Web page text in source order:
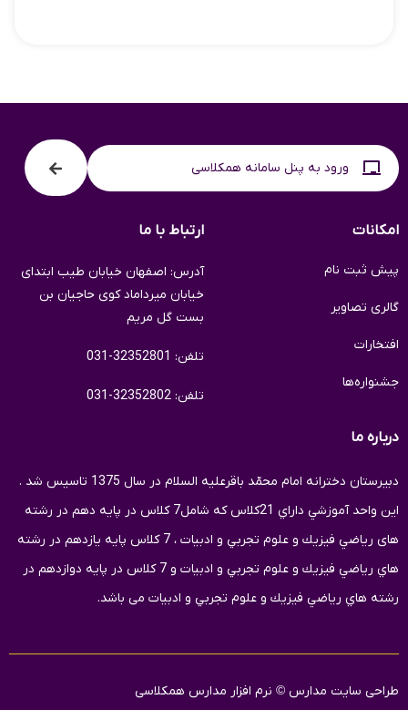
ورود به پنل سامانه همکلاسی
امکانات
پیش ثبت نام
گالری تصاویر
افتخارات
جشنواره‌ها
ارتباط با ما
آدرس: اصفهان خیابان طیب ابتدای
خیابان میرداماد کوی حاجیان بن
بست گل مریم
تلفن: 32352801-031
تلفن: 32352802-031
درباره ما
دبيرستان دخترانه امام محمّد باقرعلیه السلام در سال 1375 تاسيس شد .
اين واحد آموزشي داراي 21كلاس كه شامل7 كلاس در پايه دهم در رشته
های رياضي فيزيك و علوم تجربي و ادبیات ، 7 كلاس پايه یازدهم در رشته
هاي رياضي فيزيك و علوم تجربي و ادبیات و 7 کلاس در پایه دوازدهم در
رشته هاي رياضي فيزيك و علوم تجربي و ادبیات می باشد.
طراحی سایت مدارس © نرم افزار مدارس همکلاسی